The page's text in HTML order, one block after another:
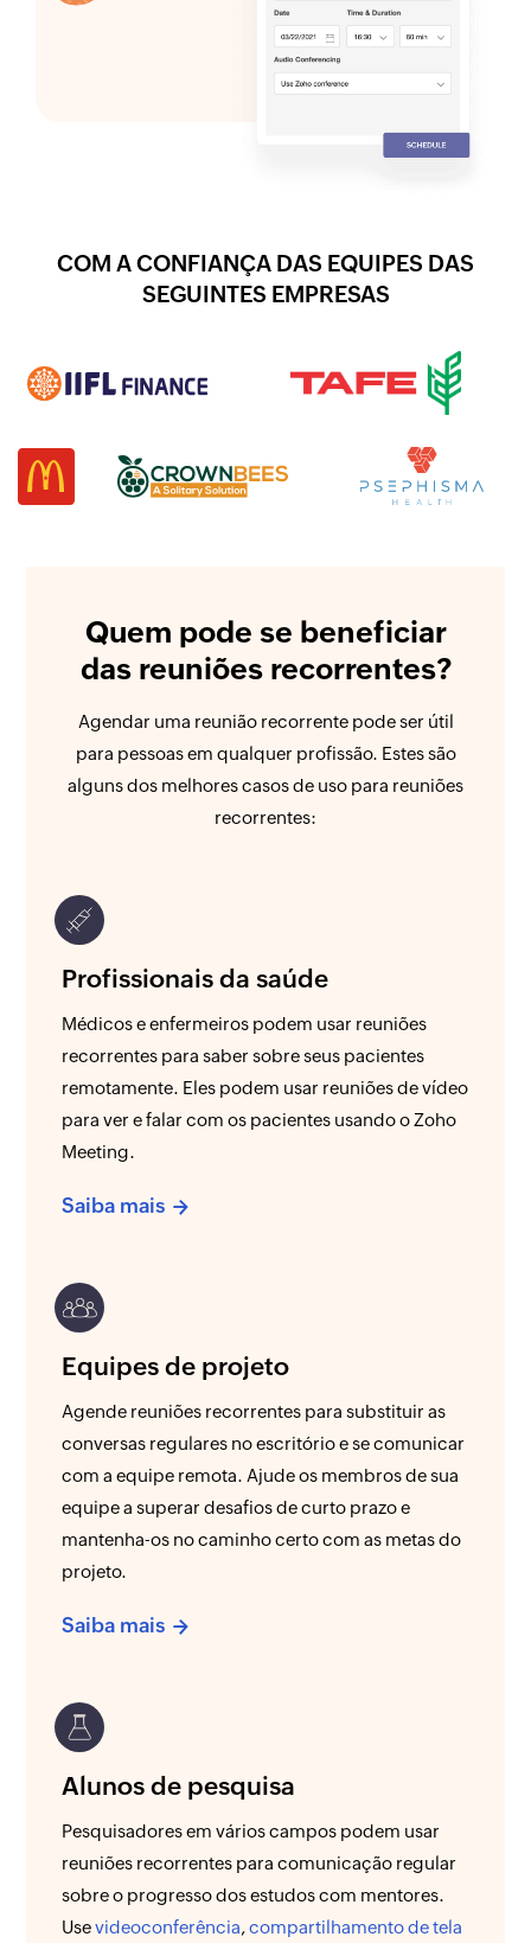
COM A CONFIANÇA DAS EQUIPES DAS
SEGUINTES EMPRESAS
Quem pode se beneficiar
das reuniões recorrentes?
Agendar uma reunião recorrente pode ser útil
para pessoas em qualquer profissão. Estes são
alguns dos melhores casos de uso para reuniões
recorrentes:
Profissionais da saúde
Médicos e enfermeiros podem usar reuniões
recorrentes para saber sobre seus pacientes
remotamente. Eles podem usar reuniões de vídeo
para ver e falar com os pacientes usando o Zoho
Meeting.
Saiba mais
Equipes de projeto
Agende reuniões recorrentes para substituir as
conversas regulares no escritório e se comunicar
com a equipe remota. Ajude os membros de sua
equipe a superar desafios de curto prazo e
mantenha-os no caminho certo com as metas do
projeto.
Saiba mais
Alunos de pesquisa
Pesquisadores em vários campos podem usar
reuniões recorrentes para comunicação regular
sobre o progresso dos estudos com mentores.
Usevideoconferência,compartilhamento de tela